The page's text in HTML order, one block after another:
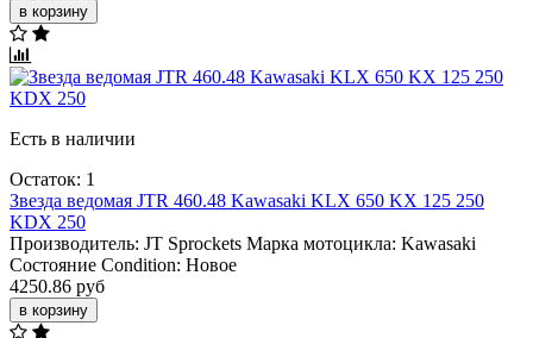
в корзину
Есть в наличии
Остаток: 1
Звезда ведомая JTR 460.48 Kawasaki KLX 650 KX 125 250
KDX 250
Производитель: JT Sprockets Марка мотоцикла: Kawasaki
Состояние Condition: Новое
4250.86 руб
в корзину